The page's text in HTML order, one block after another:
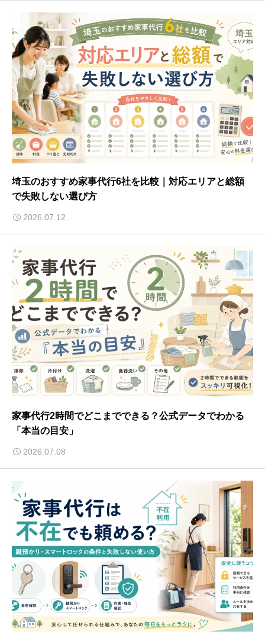
埼玉のおすすめ家事代行6社を比較｜対応エリアと総額
で失敗しない選び方
2026.07.12
家事代行2時間でどこまでできる？公式データでわかる
「本当の目安」
2026.07.08